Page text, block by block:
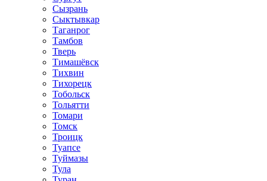
Сызрань
Сыктывкар
Таганрог
Тамбов
Тверь
Тимашёвск
Тихвин
Тихорецк
Тобольск
Тольятти
Томари
Томск
Троицк
Туапсе
Туймазы
Тула